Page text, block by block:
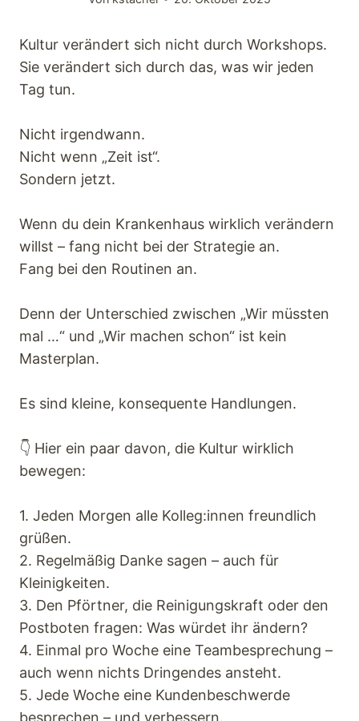
Faqs
Kontakt
Kultur verändert sich nicht durch Workshops.
Sie verändert sich durch das, was wir jeden
Tag tun.
Nicht irgendwann.
Nicht wenn „Zeit ist“.
Sondern jetzt.
Wenn du dein Krankenhaus wirklich verändern
willst – fang nicht bei der Strategie an.
Fang bei den Routinen an.
Denn der Unterschied zwischen „Wir müssten
mal …“ und „Wir machen schon“ ist kein
Masterplan.
Es sind kleine, konsequente Handlungen.
👇 Hier ein paar davon, die Kultur wirklich
bewegen:
1. Jeden Morgen alle Kolleg:innen freundlich
grüßen.
2. Regelmäßig Danke sagen – auch für
Kleinigkeiten.
3. Den Pförtner, die Reinigungskraft oder den
Postboten fragen: Was würdet ihr ändern?
4. Einmal pro Woche eine Teambesprechung –
auch wenn nichts Dringendes ansteht.
5. Jede Woche eine Kundenbeschwerde
besprechen – und verbessern.